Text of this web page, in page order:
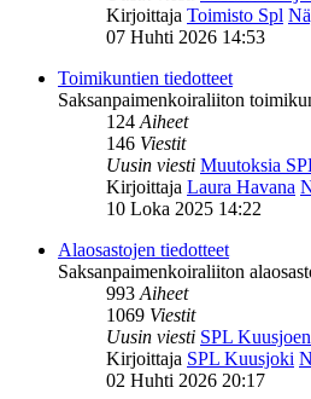
Kirjoittaja Toimisto Spl
07 Huhti 2026 14:53
Toimikuntien tiedotteet
Saksanpaimenkoiraliiton
124Aiheet
146 Viestit
Uusin viesti Muutoksia
Kirjoittaja Laura Havana
10 Loka 2025 14:22
Alaosastojen tiedotteet
Saksanpaimenkoiraliiton
993Aiheet
1069 Viestit
Uusin viesti SPL
Kirjoittaja SPL Kuusjoki
02 Huhti 2026 20:17